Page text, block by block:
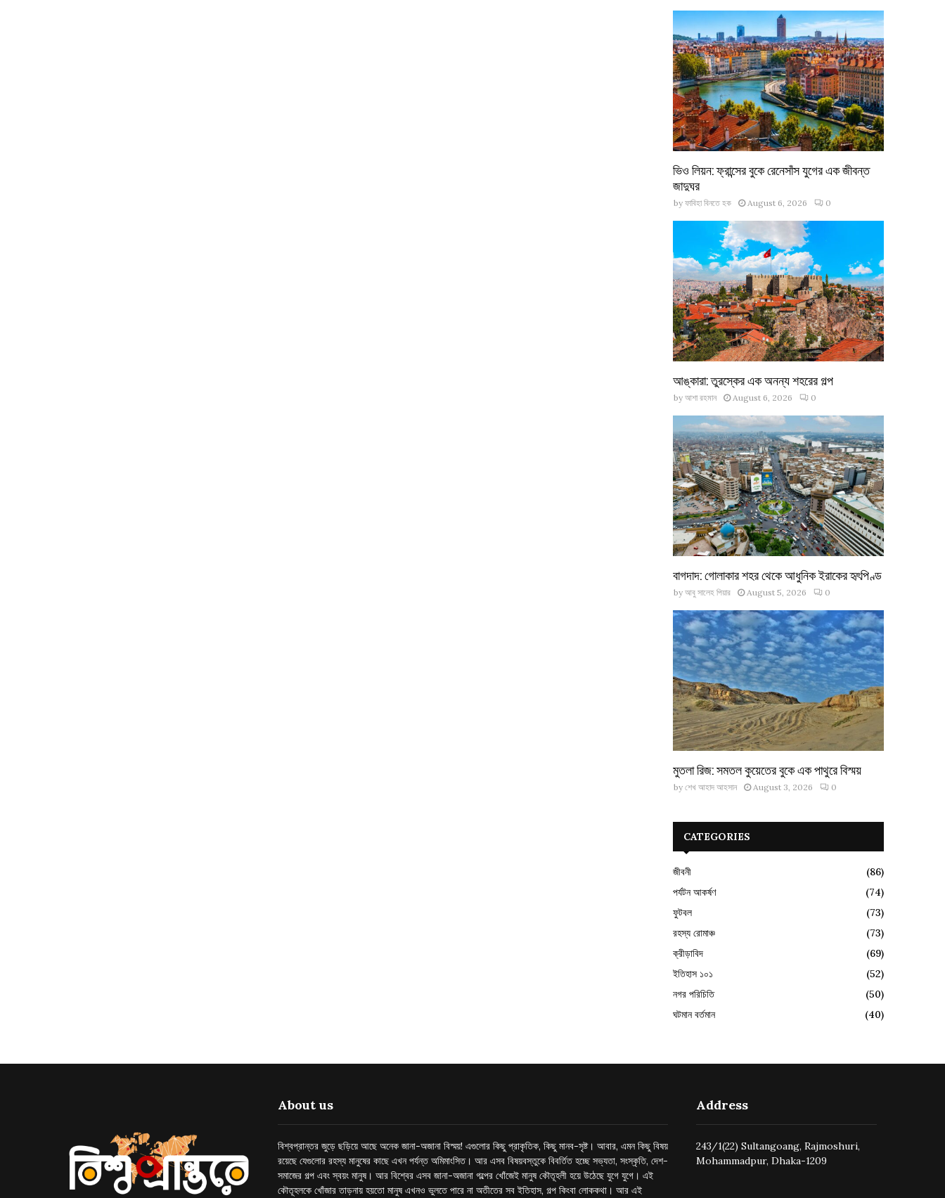
ভিও লিয়ন: ফ্রান্সের বুকে রেনেসাঁস যুগের এক জীবন্ত
জাদুঘর
by ফাবিহা বিনতে হক August 6, 2026 0
আঙ্কারা: তুরস্কের এক অনন্য শহরের গল্প
by আশা রহমান August 6, 2026 0
বাগদাদ: গোলাকার শহর থেকে আধুনিক ইরাকের হৃৎপিণ্ড
by আবু সালেহ পিয়ার August 5, 2026 0
মুতলা রিজ: সমতল কুয়েতের বুকে এক পাথুরে বিস্ময়
by শেখ আহাদ আহসান August 3, 2026 0
CATEGORIES
জীবনী
(86)
পর্যটন আকর্ষণ
(74)
ফুটবল
(73)
রহস্য রোমাঞ্চ
(73)
ক্রীড়াবিদ
(69)
ইতিহাস ১০১
(52)
নগর পরিচিতি
(50)
ঘটমান বর্তমান
(40)
About us
বিশ্বপ্রান্তর জুড়ে ছড়িয়ে আছে অনেক জানা-অজানা বিস্ময়! এগুলোর কিছু প্রাকৃতিক, কিছু মানব-সৃষ্ট। আবার, এমন কিছু বিষয়
রয়েছে যেগুলোর রহস্য মানুষের কাছে এখন পর্যন্ত অমিমাংসিত। আর এসব বিষয়বস্তুকে বিবর্তিত হচ্ছে সভ্যতা, সংস্কৃতি, দেশ-
সমাজের গল্প এবং স্বয়ং মানুষ। আর বিশ্বের এসব জানা-অজানা গল্পের খোঁজেই মানুষ কৌতূহলী হয়ে উঠেছে যুগে যুগে। এই
কৌতূহলকে খোঁজার তাড়নায় হয়তো মানুষ এখনও ভুলতে পারে না অতীতের সব ইতিহাস, গল্প কিংবা লোককথা। আর এই
Address
243/1(22) Sultangoang, Rajmoshuri,
Mohammadpur, Dhaka-1209